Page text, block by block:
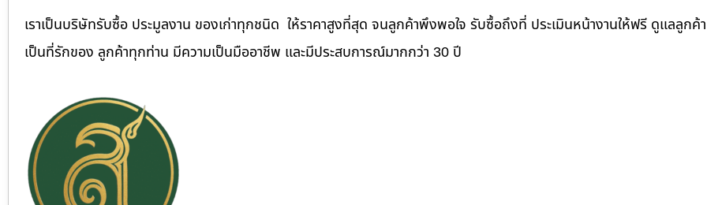
เราเป็นบริษัทรับซื้อ ประมูลงาน ของเก่าทุกชนิด ให้ราคาสูงที่สุด จนลูกค้าพึงพอใจ รับซื้อถึงที่ ประเมินหน้างานให้ฟรี ดูแลลูกค้
เป็นที่รักของ ลูกค้าทุกท่าน มีความเป็นมืออาชีพ และมีประสบการณ์มากกว่า 30 ปี